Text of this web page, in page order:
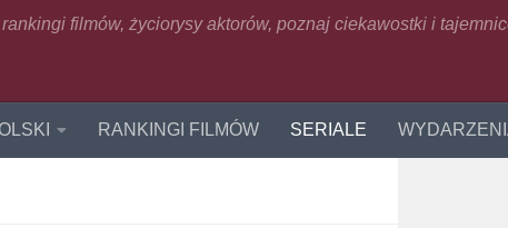
filmów, życiorysy aktorów, poznaj ciekawostki i
RANKINGI FILMÓW SERIALE